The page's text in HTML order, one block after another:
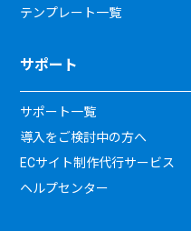
テンプレート一覧
サポート
サポート一覧
導入をご検討中の方へ
ECサイト制作代行サービス
ヘルプセンター